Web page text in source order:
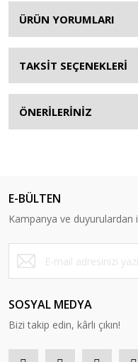
ÜRÜN YORUMLARI
TAKSİT SEÇENEKLERİ
ÖNERİLERİNİZ
E-BÜLTEN
Kampanya ve duyurulardan
SOSYAL MEDYA
Bizi takip edin, kârlı çıkın!